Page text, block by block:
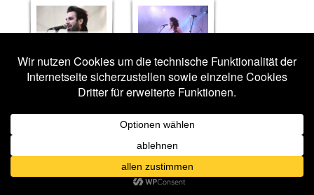
ERIC FISH
AND FRIENDS